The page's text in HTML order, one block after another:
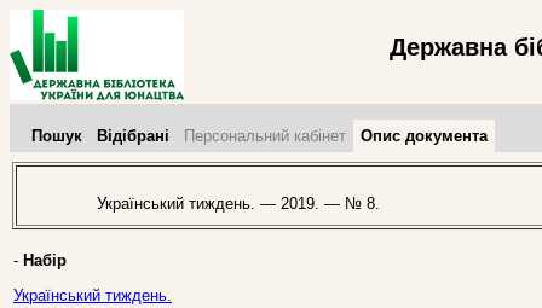
Державна
Пошук Відібрані Персональний кабінет Опис документа
Український тиждень. — 2019. — № 8.
- Набір
Український тиждень.